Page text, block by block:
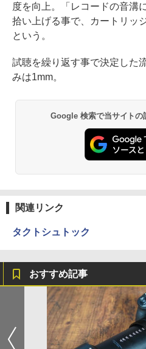
度を向上。「レコードの音溝
拾い上げる事で、カートリッ
という。
試聴を繰り返す事で決定した
みは1mm。
Google 検索で当サイトの
関連リンク
タクトシュトック
おすすめ記事